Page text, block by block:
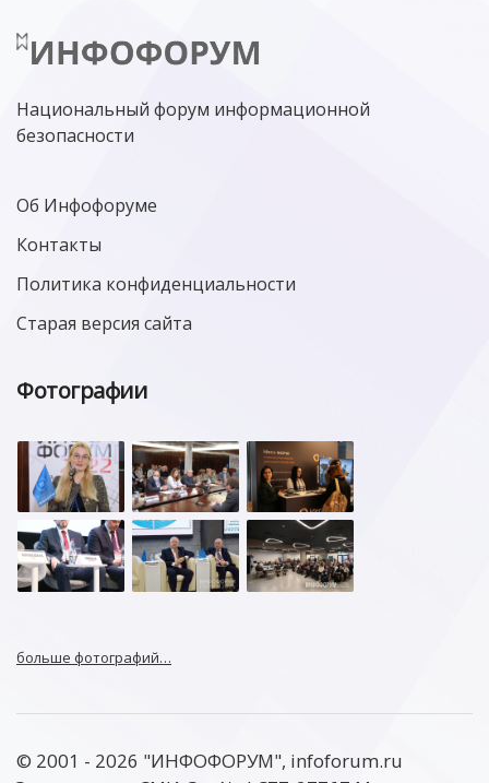
МИНЦИФРЫ РОССИИ NGFW
Национальный форум информационной
безопасности
Об Инфофоруме
Контакты
Политика конфиденциальности
Старая версия сайта
Фотографии
больше фотографий…
© 2001 - 2026 "ИНФОФОРУМ", infoforum.ru